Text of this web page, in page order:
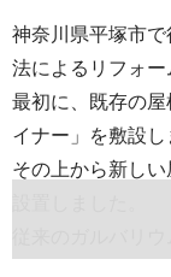
神奈川県平塚市
法によるリフォー
最初に、既存の
イナー」を敷設し
その上から新し
従来のガルバリ